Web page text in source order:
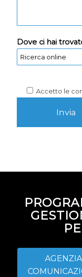
Dove ci hai
Accetto le
AGENZIA